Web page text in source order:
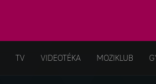
TV VIDEOTÉKA MOZIKLUB